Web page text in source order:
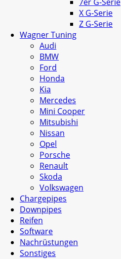
X G-Serie
Z G-Serie
Wagner Tuning
Audi
BMW
Ford
Honda
Kia
Mercedes
Mini Cooper
Mitsubishi
Nissan
Opel
Porsche
Renault
Skoda
Volkswagen
Chargepipes
Downpipes
Reifen
Software
Nachrüstungen
Sonstiges